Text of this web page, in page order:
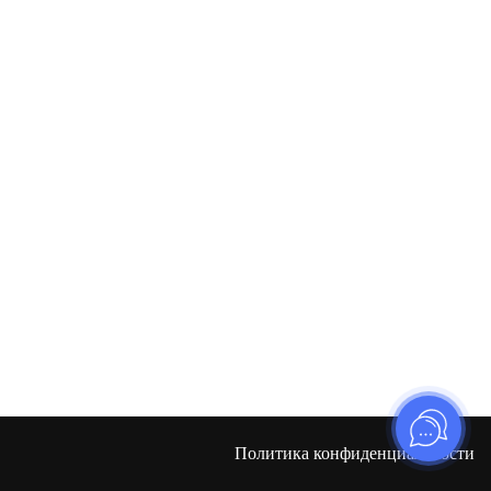
Политика конфиденциальности